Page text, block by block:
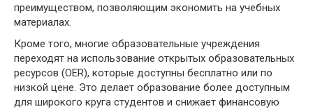
преимуществом, позволяющим экономить на учебных
материалах.
Кроме того, многие образовательные учреждения
переходят на использование открытых образовательных
ресурсов (OER), которые доступны бесплатно или по
низкой цене. Это делает образование более доступным
для широкого круга студентов и снижает финансовую